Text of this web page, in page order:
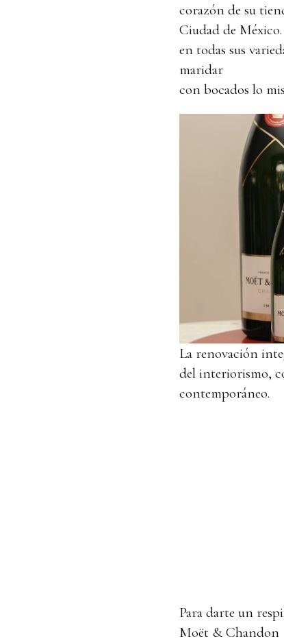
corazón de su
Ciudad de México.
en todas sus
maridar
con bocados lo
La renovación
del interiorismo,
contemporáneo.
Para darte un
Moët & Chandon